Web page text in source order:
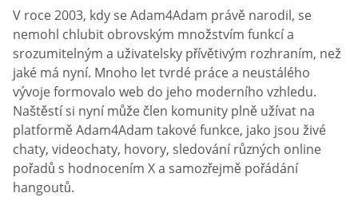
V roce 2003, kdy se Adam4Adam právě narodil, se
nemohl chlubit obrovským množstvím funkcí a
srozumitelným a uživatelsky přívětivým rozhraním, než
jaké má nyní. Mnoho let tvrdé práce a neustálého
vývoje formovalo web do jeho moderního vzhledu.
Naštěstí si nyní může člen komunity plně užívat na
platformě Adam4Adam takové funkce, jako jsou živé
chaty, videochaty, hovory, sledování různých online
pořadů s hodnocením X a samozřejmě pořádání
hangoutů.